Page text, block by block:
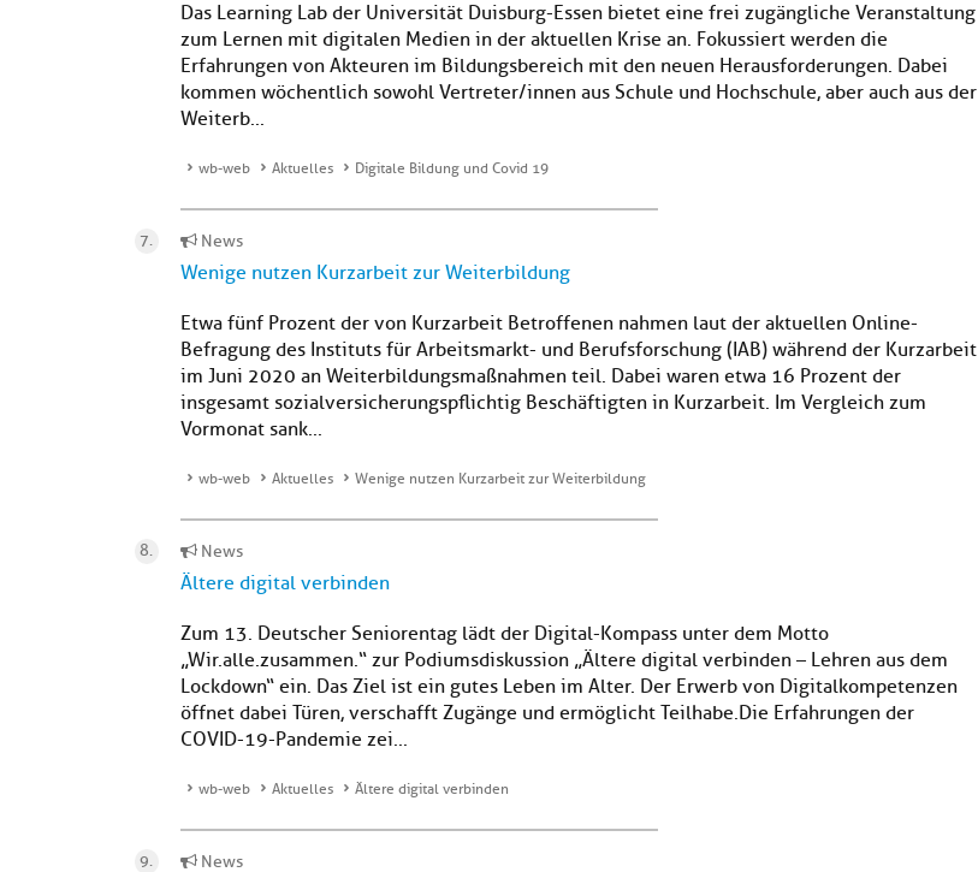
Das Learning Lab der Universität Duisburg-Essen bietet eine frei zugängliche Veranstaltung
zum Lernen mit digitalen Medien in der aktuellen Krise an. Fokussiert werden die
Erfahrungen von Akteuren im Bildungsbereich mit den neuen Herausforderungen. Dabei
kommen wöchentlich sowohl Vertreter/innen aus Schule und Hochschule, aber auch aus der
Weiterb...
wb-web Aktuelles Digitale Bildung und Covid 19
News
Wenige nutzen Kurzarbeit zur Weiterbildung
Etwa fünf Prozent der von Kurzarbeit Betroffenen nahmen laut der aktuellen Online-
Befragung des Instituts für Arbeitsmarkt- und Berufsforschung (IAB) während der Kurzarbeit
im Juni 2020 an Weiterbildungsmaßnahmen teil. Dabei waren etwa 16 Prozent der
insgesamt sozialversicherungspflichtig Beschäftigten in Kurzarbeit. Im Vergleich zum
Vormonat sank...
wb-web Aktuelles Wenige nutzen Kurzarbeit zur Weiterbildung
News
Ältere digital verbinden
Zum 13. Deutscher Seniorentag lädt der Digital-Kompass unter dem Motto
„Wir.alle.zusammen.“ zur Podiumsdiskussion „Ältere digital verbinden – Lehren aus dem
Lockdown“ ein. Das Ziel ist ein gutes Leben im Alter. Der Erwerb von Digitalkompetenzen
öffnet dabei Türen, verschafft Zugänge und ermöglicht Teilhabe.Die Erfahrungen der
COVID-19-Pandemie zei...
wb-web Aktuelles Ältere digital verbinden
News